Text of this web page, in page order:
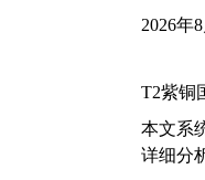
2026年
T2紫铜
本文系
详细分